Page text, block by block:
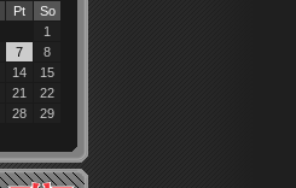
Pt
So
1
7
8
14
15
21
22
28
29